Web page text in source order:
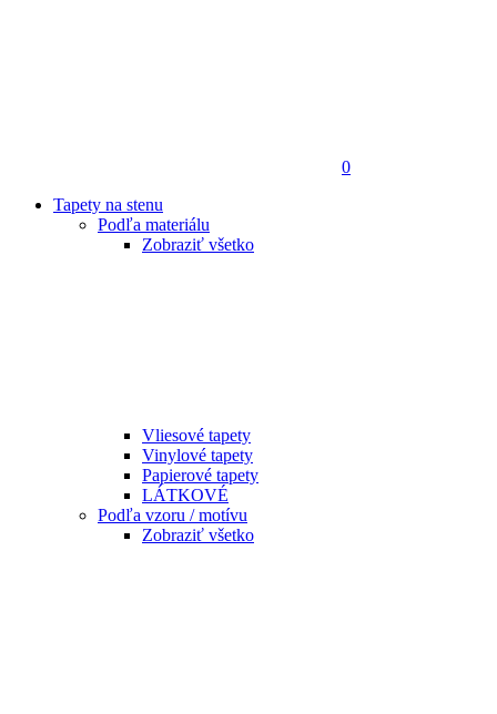
0
Tapety na stenu
Podľa materiálu
Zobraziť všetko
Vliesové tapety
Vinylové tapety
Papierové tapety
LÁTKOVÉ
Podľa vzoru / motívu
Zobraziť všetko